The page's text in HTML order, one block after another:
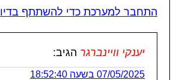
התחבר למערכת כדי להשתתף
יענקי וויינברגר הגיב:
07/05/2025 בשעה 18:52:40